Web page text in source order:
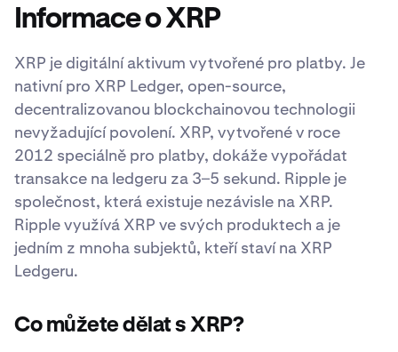
Informace o XRP
XRP je digitální aktivum vytvořené pro platby. Je
nativní pro XRP Ledger, open-source,
decentralizovanou blockchainovou technologii
nevyžadující povolení. XRP, vytvořené v roce
2012 speciálně pro platby, dokáže vypořádat
transakce na ledgeru za 3–5 sekund. Ripple je
společnost, která existuje nezávisle na XRP.
Ripple využívá XRP ve svých produktech a je
jedním z mnoha subjektů, kteří staví na XRP
Ledgeru.
Co můžete dělat s XRP?